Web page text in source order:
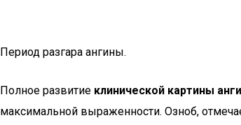
Период разгара ангины.
Полное развитие клинической картины
максимальной выраженности. Озноб,